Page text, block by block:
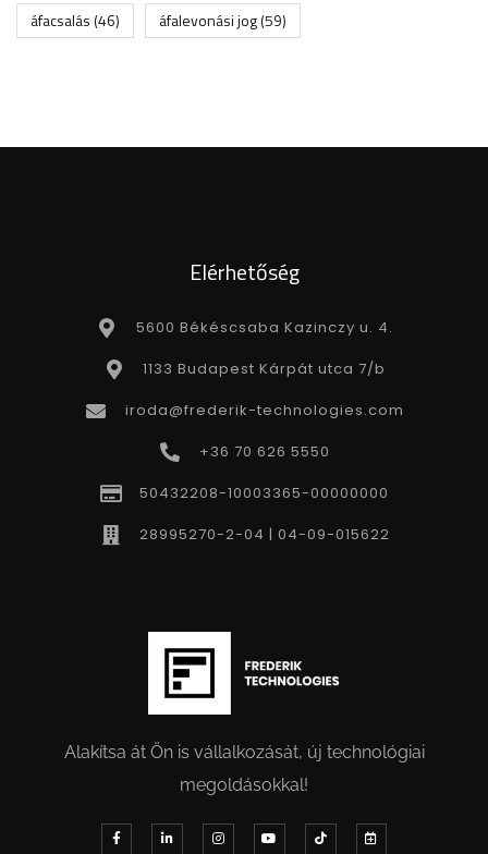
áfacsalás(46) áfalevonási jog(59)
Elérhetőség
5600 Békéscsaba Kazinczy u. 4.
1133 Budapest Kárpát utca 7/b
iroda@frederik-technologies.com
+36 70 626 5550
50432208-10003365-00000000
28995270-2-04 | 04-09-015622
Alakítsa át Ön is vállalkozását, új technológiai
megoldásokkal!